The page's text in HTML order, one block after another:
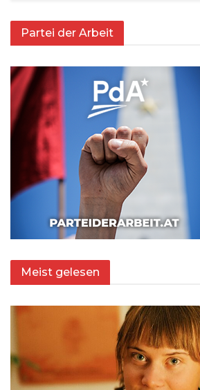
Partei der Arbeit
Meist gelesen